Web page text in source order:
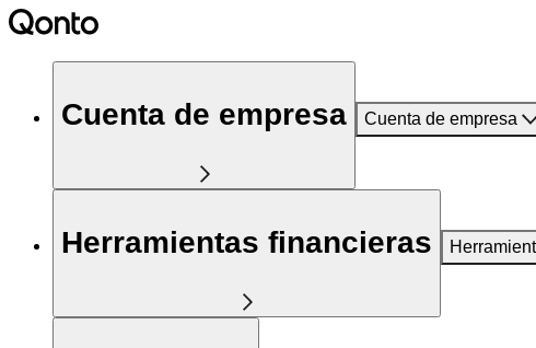
Cuenta de empresa Cuenta de empresa
Herramientas financieras